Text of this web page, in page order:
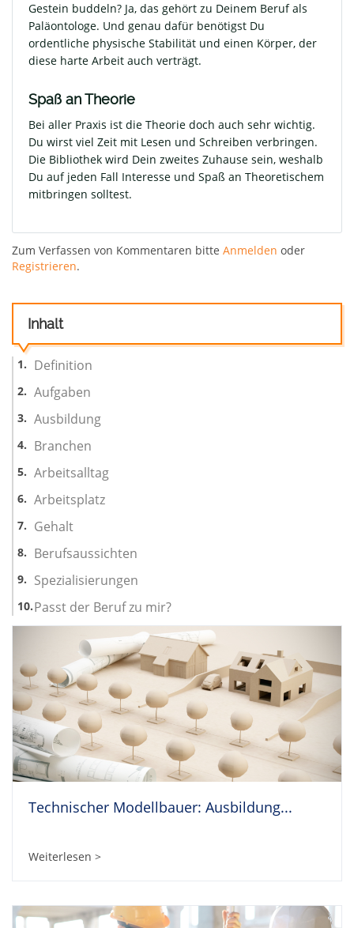
Gestein buddeln? Ja, das gehört zu Deinem Beruf als
Paläontologe. Und genau dafür benötigst Du
ordentliche physische Stabilität und einen Körper, der
diese harte Arbeit auch verträgt.
Spaß an Theorie
Bei aller Praxis ist die Theorie doch auch sehr wichtig.
Du wirst viel Zeit mit Lesen und Schreiben verbringen.
Die Bibliothek wird Dein zweites Zuhause sein, weshalb
Du auf jeden Fall Interesse und Spaß an Theoretischem
mitbringen solltest.
Zum Verfassen von Kommentaren bitte Anmelden oder
Registrieren.
Inhalt
Definition
Aufgaben
Ausbildung
Branchen
Arbeitsalltag
Arbeitsplatz
Gehalt
Berufsaussichten
Spezialisierungen
Passt der Beruf zu mir?
Technischer Modellbauer: Ausbildung...
Weiterlesen >